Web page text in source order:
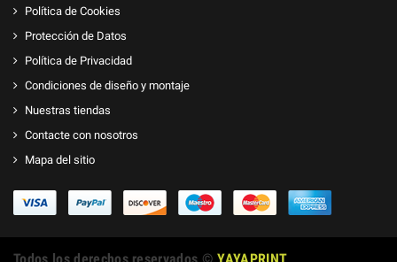
Política de Cookies
Protección de Datos
Política de Privacidad
Condiciones de diseño y montaje
Nuestras tiendas
Contacte con nosotros
Mapa del sitio
Todos los derechos reservados ©YAYAPRINT